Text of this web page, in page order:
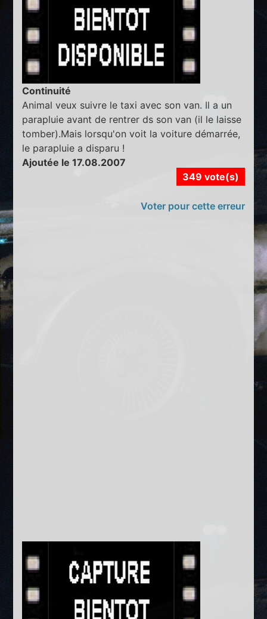
Continuité
Animal veux suivre le taxi avec son van. Il a un
parapluie avant de rentrer ds son van (il le laisse
tomber).Mais lorsqu'on voit la voiture démarrée,
le parapluie a disparu !
Ajoutée le 17.08.2007
349 vote(s)
Voter pour cette erreur